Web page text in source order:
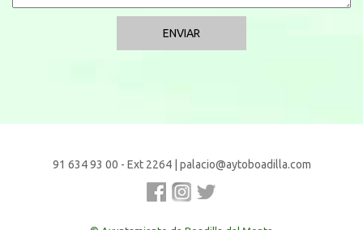
91 634 93 00 - Ext 2264| palacio@aytoboadilla.com